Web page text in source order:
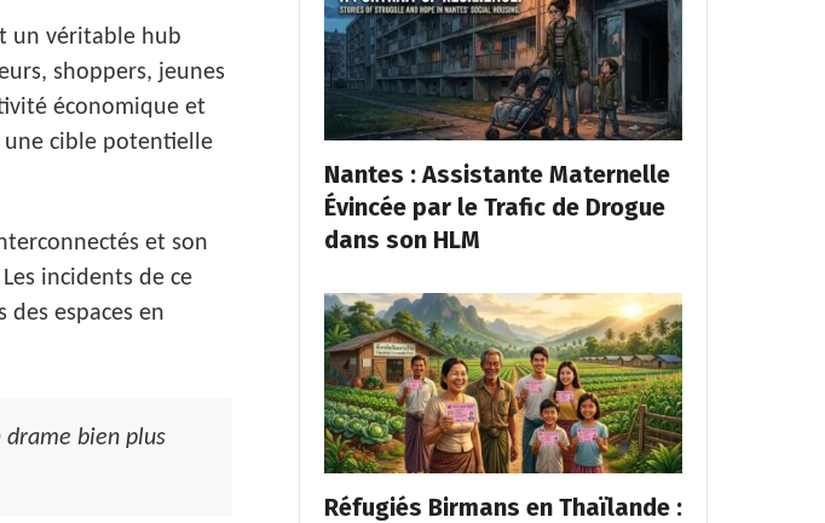
un véritable hub
shoppers, jeunes
économique et
cible potentielle
et son
incidents de ce
espaces en
drame bien plus
Nantes : Assistante Maternelle
Évincée par le Trafic de Drogue
dans son HLM
Réfugiés Birmans en Thaïlande :